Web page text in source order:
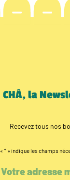
CHÂ, la
Recevez tous nos
« * » indique les champs